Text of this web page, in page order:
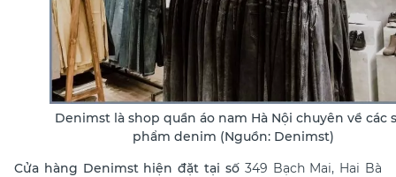
Denimst là shop quần áo nam Hà Nội chuyên về các
phẩm denim (Nguồn: Denimst)
Cửa hàng Denimst hiện đặt tại số 349 Bạch Mai, Hai Bà